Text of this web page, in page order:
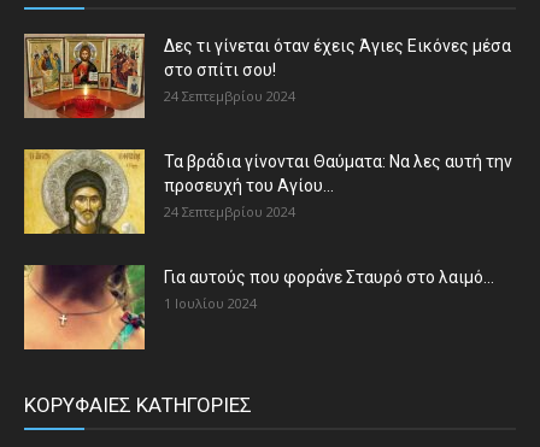
Δες τι γίνεται όταν έχεις Άγιες Εικόνες μέσα
στο σπίτι σου!
24 Σεπτεμβρίου 2024
Τα βράδια γίνονται Θαύματα: Να λες αυτή την
προσευχή του Αγίου...
24 Σεπτεμβρίου 2024
Για αυτούς που φοράνε Σταυρό στο λαιμό…
1 Ιουλίου 2024
ΚΟΡΥΦΑΙΕΣ ΚΑΤΗΓΟΡΙΕΣ